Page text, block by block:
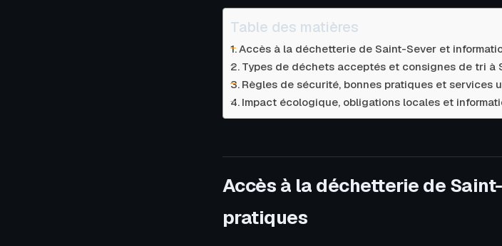
Table des matières
Accès à la déchetterie de Saint-Sever et
Types de déchets acceptés et consignes de tri à
Règles de sécurité, bonnes pratiques et services
Impact écologique, obligations locales et
Accès à la déchetterie de
pratiques